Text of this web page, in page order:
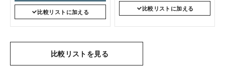
比較リストに加える
比較リストに加える
比較リストを見る